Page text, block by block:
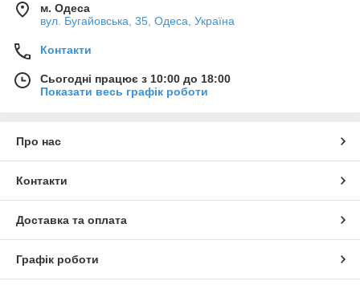
м. Одеса
вул. Бугайовська, 35, Одеса, Україна
Контакти
Сьогодні працює з 10:00 до 18:00
Показати весь графік роботи
Про нас
Контакти
Доставка та оплата
Графік роботи